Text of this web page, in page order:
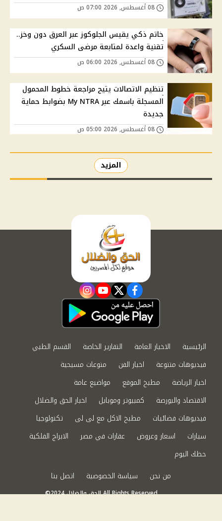
خاتم ذكي يقيس الجلوكوز عبر العرق دون وخز..
تقنية واعدة لمتابعة مرضى السكري
تنظيم الاتصالات يتيح مراجعة خطوط المحمول
المسجلة باسمك عبر My NTRA بضوابط حماية
جديدة
المزيد
facebook
twitter
youtube
instagram
الرئيسية الاخبار العامة التقارير الخاصة
القسم الطبي
فيديوهات متنوعة
اخبار الفن
منوعات مسيحية
اخبار الرياضة
مطبخ الموقع
مواضيع عامة
الاقتصاد والبورصة
كمبيوتر وموبايل
اخبار الحق والضلال
فيديوهات فضائيات
مطبخ الاكل مع لى لى
تكنولوجيا
سيارات
اسعار وعروض عقارات في مصر
الابراج الفلكية
حظك اليوم
من نحن
سياسة الخصوصية اتصل بنا
©2024 الحق والضلال All Rights Reserved.